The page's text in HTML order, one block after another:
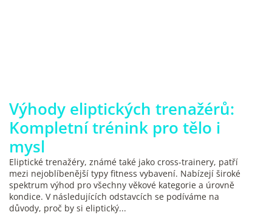
Výhody eliptických trenažérů:
Kompletní trénink pro tělo i
mysl
Eliptické trenažéry, známé také jako cross-trainery, patří
mezi nejoblíbenější typy fitness vybavení. Nabízejí široké
spektrum výhod pro všechny věkové kategorie a úrovně
kondice. V následujících odstavcích se podíváme na
důvody, proč by si eliptický...